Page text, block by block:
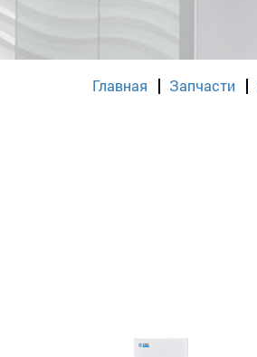
Главная Запчасти